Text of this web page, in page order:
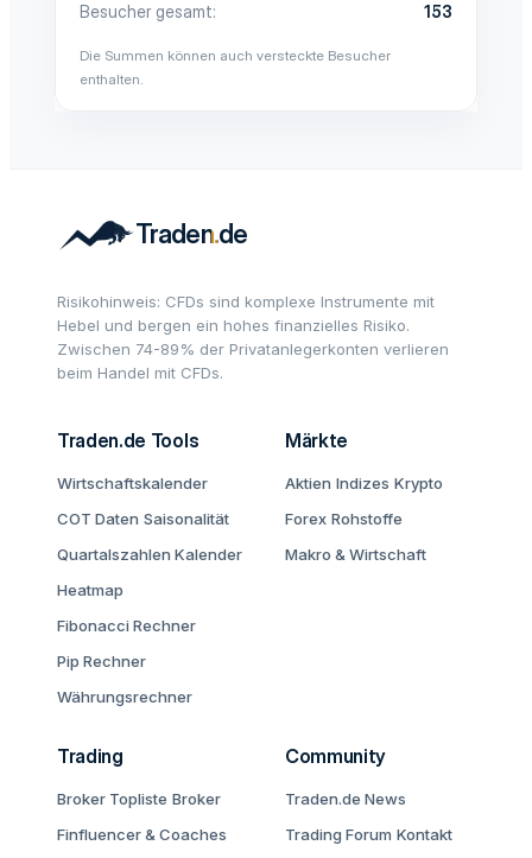
Besucher gesamt
153
Die Summen können auch versteckte Besucher
enthalten.
Risikohinweis: CFDs sind komplexe Instrumente mit
Hebel und bergen ein hohes finanzielles Risiko.
Zwischen 74-89% der Privatanlegerkonten verlieren
beim Handel mit CFDs.
Traden.de Tools
Wirtschaftskalender
COT Daten Saisonalität
Quartalszahlen Kalender
Heatmap
Fibonacci Rechner
Pip Rechner
Währungsrechner
Märkte
Aktien Indizes Krypto
Forex Rohstoffe
Makro & Wirtschaft
Trading
Broker Topliste Broker
Finfluencer & Coaches
Community
Traden.de News
Trading Forum Kontakt